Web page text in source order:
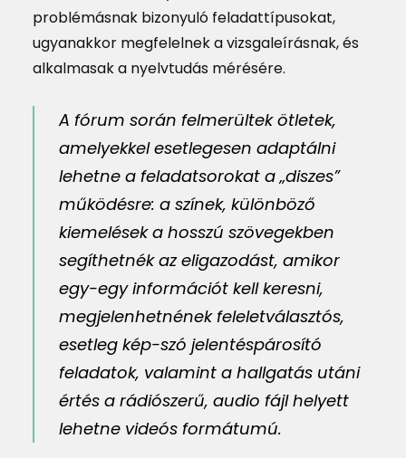
problémásnak bizonyuló feladattípusokat,
ugyanakkor megfelelnek a vizsgaleírásnak, és
alkalmasak a nyelvtudás mérésére.
A fórum során felmerültek ötletek,
amelyekkel esetlegesen adaptálni
lehetne a feladatsorokat a „diszes”
működésre: a színek, különböző
kiemelések a hosszú szövegekben
segíthetnék az eligazodást, amikor
egy-egy információt kell keresni,
megjelenhetnének feleletválasztós,
esetleg kép-szó jelentéspárosító
feladatok, valamint a hallgatás utáni
értés a rádiószerű, audio fájl helyett
lehetne videós formátumú.